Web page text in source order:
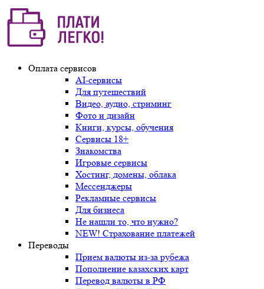
Оплата сервисов
AI-сервисы
Для путешествий
Видео, аудио, стриминг
Фото и дизайн
Книги, курсы, обучения
Сервисы 18+
Знакомства
Игровые сервисы
Хостинг, домены, облака
Мессенджеры
Рекламные сервисы
Для бизнеса
Не нашли то, что нужно?
NEW! Страхование платежей
Переводы
Прием валюты из-за рубежа
Пополнение казахских карт
Перевод валюты в РФ